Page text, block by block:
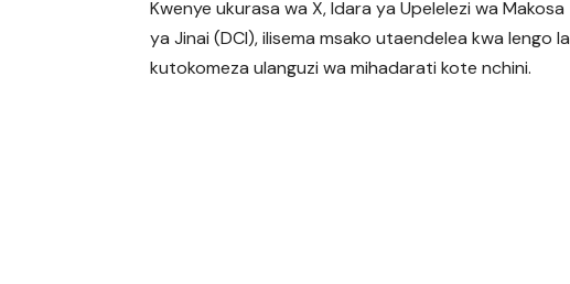
Kwenye ukurasa wa X, Idara ya Upelelezi wa Makosa
ya Jinai (DCI), ilisema msako utaendelea kwa lengo la
kutokomeza ulanguzi wa mihadarati kote nchini.